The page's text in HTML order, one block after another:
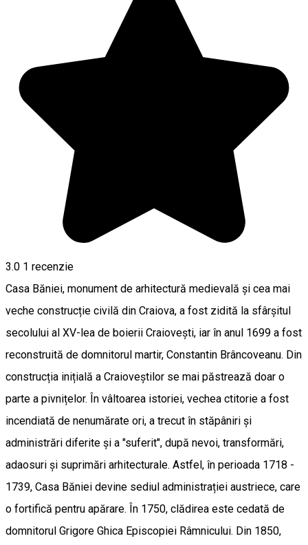
3.0 1 recenzie
Casa Băniei, monument de arhitectură medievală și cea mai
veche construcție civilă din Craiova, a fost zidită la sfârșitul
secolului al XV-lea de boierii Craiovești, iar în anul 1699 a fost
reconstruită de domnitorul martir, Constantin Brâncoveanu. Din
construcția inițială a Craioveștilor se mai păstrează doar o
parte a pivnițelor. În vâltoarea istoriei, vechea ctitorie a fost
incendiată de nenumărate ori, a trecut în stăpâniri și
administrări diferite și a "suferit", după nevoi, transformări,
adaosuri și suprimări arhitecturale. Astfel, în perioada 1718 -
1739, Casa Băniei devine sediul administrației austriece, care
o fortifică pentru apărare. În 1750, clădirea este cedată de
domnitorul Grigore Ghica Episcopiei Râmnicului. Din 1850,